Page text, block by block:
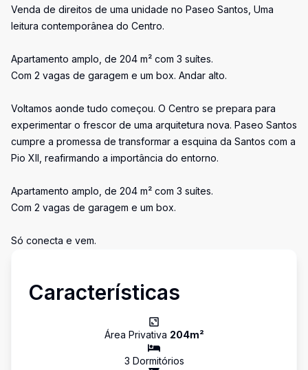
Venda de direitos de uma unidade no Paseo Santos, Uma
leitura contemporânea do Centro.
Apartamento amplo, de 204 m² com 3 suítes.
Com 2 vagas de garagem e um box. Andar alto.
Voltamos aonde tudo começou. O Centro se prepara para
experimentar o frescor de uma arquitetura nova. Paseo Santos
cumpre a promessa de transformar a esquina da Santos com a
Pio XII, reafirmando a importância do entorno.
Apartamento amplo, de 204 m² com 3 suítes.
Com 2 vagas de garagem e um box.
Só conecta e vem.
Características
Área Privativa 204m²
3 Dormitórios